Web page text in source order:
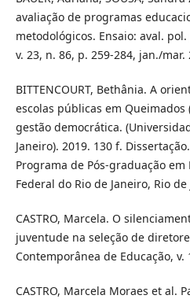
avaliação de programas
metodológicos. Ensaio: aval.
v. 23, n. 86, p. 259-284, jan./mar.
BITTENCOURT, Bethânia. A
escolas públicas em Queimados
gestão democrática.
Janeiro). 2019. 130 f.
Programa de Pós-graduação
Federal do Rio de Janeiro, Rio de
CASTRO, Marcela. O
juventude na seleção de
Contemporânea de Educação, v.
CASTRO, Marcela Moraes et al.